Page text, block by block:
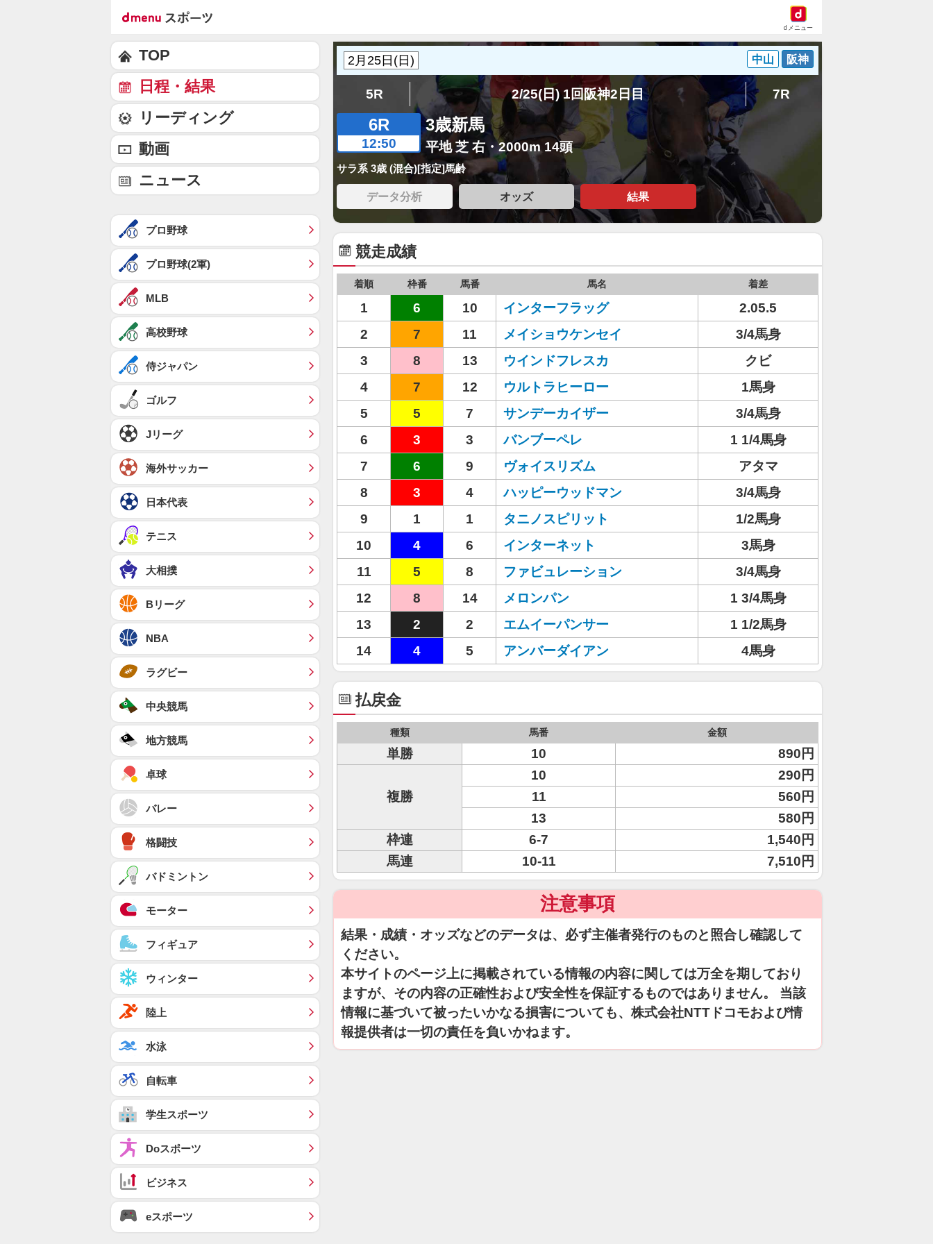
dメニュー
中山 阪神
5R 2/25(日) 1回阪神2日目 7R
6R
12:50
3歳新馬
平地 芝 右・2000m 14頭
サラ系 3歳 (混合)[指定]馬齢
データ分析 オッズ 結果
競走成績
着順 枠番 馬番 馬名 着差
1 6 10 インターフラッグ
2.05.5
2
7 11 メイショウケンセイ
3/4馬身
3
8 13 ウインドフレスカ
クビ
4
7 12 ウルトラヒーロー
1馬身
5
5 7 サンデーカイザー
3/4馬身
6
3 3 バンブーペレ
1 1/4馬身
7
6 9 ヴォイスリズム
アタマ
8
3 4 ハッピーウッドマン
3/4馬身
9
1 1 タニノスピリット
1/2馬身
10
4 6 インターネット
3馬身
11
5 8 ファビュレーション
3/4馬身
12
8 14 メロンパン
1 3/4馬身
13
2 2 エムイーパンサー
1 1/2馬身
14
4 5 アンバーダイアン 4馬身
払戻金
種類 馬番 金額
単勝 10 890円
複勝
10
290円
11
560円
13
580円
枠連
6-7
1,540円
馬連
10-11 7,510円
注意事項
結果・成績・オッズなどのデータは、必ず主催者発行のものと照合し確認して
ください。
本サイトのページ上に掲載されている情報の内容に関しては万全を期しており
ますが、その内容の正確性および安全性を保証するものではありません。 当該
情報に基づいて被ったいかなる損害についても、株式会社NTTドコモおよび情
報提供者は一切の責任を負いかねます。
TOP
日程・結果
リーディング
動画
ニュース
プロ野球
プロ野球(2軍)
MLB
高校野球
侍ジャパン
ゴルフ
Jリーグ
海外サッカー
日本代表
テニス
大相撲
Bリーグ
NBA
ラグビー
中央競馬
地方競馬
卓球
バレー
格闘技
バドミントン
モーター
フィギュア
ウィンター
陸上
水泳
自転車
学生スポーツ
Doスポーツ
ビジネス
eスポーツ